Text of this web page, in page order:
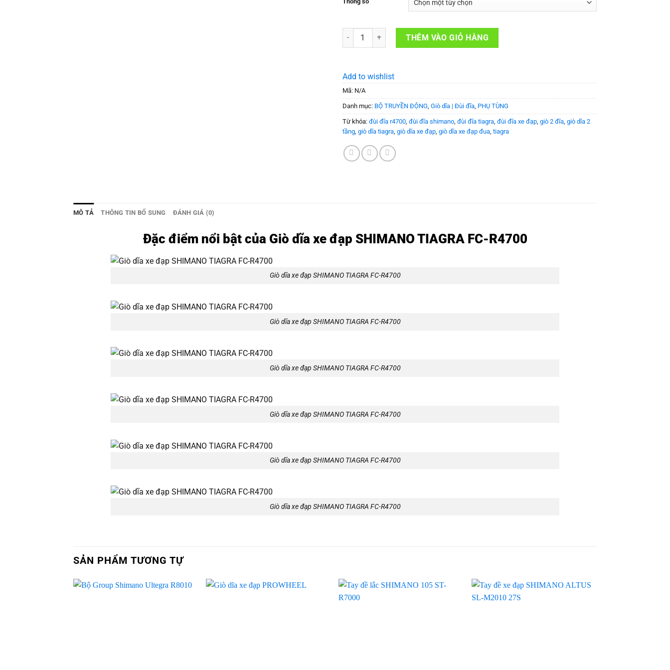
Giò dĩa xe đạp SHIMANO TIAGRA FC-R4700 số lượng
THÊM VÀO GIỎ HÀNG
Add to wishlist
Mã: N/A
Danh mục: BỘ TRUYỀN ĐỘNG Giò dĩa | Đùi đĩa PHỤ TÙNG
Từ khóa: đùi đĩa r4700 đùi đĩa shimano đùi đĩa tiagra đùi đĩa xe đạp giò 2 đĩa giò dĩa 2
tầng giò dĩa tiagra giò dĩa xe đạp giò dĩa xe đạp đua tiagra
MÔ TẢ THÔNG TIN BỔ SUNG ĐÁNH GIÁ (0)
Đặc điểm nổi bật của Giò dĩa xe đạp SHIMANO TIAGRA FC-R4700
Giò dĩa xe đạp SHIMANO TIAGRA FC-R4700
Giò dĩa xe đạp SHIMANO TIAGRA FC-R4700
Giò dĩa xe đạp SHIMANO TIAGRA FC-R4700
Giò dĩa xe đạp SHIMANO TIAGRA FC-R4700
Giò dĩa xe đạp SHIMANO TIAGRA FC-R4700
Giò dĩa xe đạp SHIMANO TIAGRA FC-R4700
SẢN PHẨM TƯƠNG TỰ